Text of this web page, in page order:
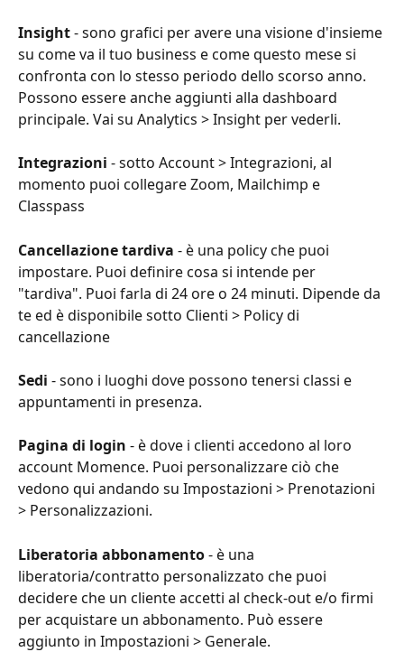
Insight - sono grafici per avere una visione d'insieme
su come va il tuo business e come questo mese si
confronta con lo stesso periodo dello scorso anno.
Possono essere anche aggiunti alla dashboard
principale. Vai su Analytics > Insight per vederli.
Integrazioni - sotto Account > Integrazioni, al
momento puoi collegare Zoom, Mailchimp e
Classpass
Cancellazione tardiva - è una policy che puoi
impostare. Puoi definire cosa si intende per
"tardiva". Puoi farla di 24 ore o 24 minuti. Dipende da
te ed è disponibile sotto Clienti > Policy di
cancellazione
Sedi - sono i luoghi dove possono tenersi classi e
appuntamenti in presenza.
Pagina di login - è dove i clienti accedono al loro
account Momence. Puoi personalizzare ciò che
vedono qui andando su Impostazioni > Prenotazioni
> Personalizzazioni.
Liberatoria abbonamento - è una
liberatoria/contratto personalizzato che puoi
decidere che un cliente accetti al check-out e/o firmi
per acquistare un abbonamento. Può essere
aggiunto in Impostazioni > Generale.